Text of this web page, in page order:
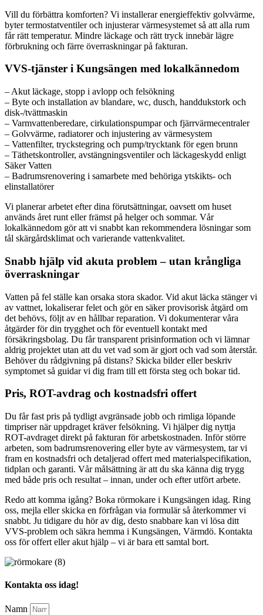
Vill du förbättra komforten? Vi installerar energieffektiv golvvärme,
byter termostatventiler och injusterar värmesystemet så att alla rum
får rätt temperatur. Mindre läckage och rätt tryck innebär lägre
förbrukning och färre överraskningar på fakturan.
VVS-tjänster i Kungsängen med lokalkännedom
– Akut läckage, stopp i avlopp och felsökning
– Byte och installation av blandare, wc, dusch, handdukstork och
disk-/tvättmaskin
– Varmvattenberedare, cirkulationspumpar och fjärrvärmecentraler
– Golvvärme, radiatorer och injustering av värmesystem
– Vattenfilter, tryckstegring och pump/trycktank för egen brunn
– Täthetskontroller, avstängningsventiler och läckageskydd enligt
Säker Vatten
– Badrumsrenovering i samarbete med behöriga ytskikts- och
elinstallatörer
Vi planerar arbetet efter dina förutsättningar, oavsett om huset
används året runt eller främst på helger och sommar. Vår
lokalkännedom gör att vi snabbt kan rekommendera lösningar som
tål skärgårdsklimat och varierande vattenkvalitet.
Snabb hjälp vid akuta problem – utan krångliga
överraskningar
Vatten på fel ställe kan orsaka stora skador. Vid akut läcka stänger vi
av vattnet, lokaliserar felet och gör en säker provisorisk åtgärd om
det behövs, följt av en hållbar reparation. Vi dokumenterar våra
åtgärder för din trygghet och för eventuell kontakt med
försäkringsbolag. Du får transparent prisinformation och vi lämnar
aldrig projektet utan att du vet vad som är gjort och vad som återstår.
Behöver du rådgivning på distans? Skicka bilder eller beskriv
symptomet så guidar vi dig fram till ett första steg och bokar tid.
Pris, ROT-avdrag och kostnadsfri offert
Du får fast pris på tydligt avgränsade jobb och rimliga löpande
timpriser när uppdraget kräver felsökning. Vi hjälper dig nyttja
ROT-avdraget direkt på fakturan för arbetskostnaden. Inför större
arbeten, som badrumsrenovering eller byte av värmesystem, tar vi
fram en kostnadsfri och detaljerad offert med materialspecifikation,
tidplan och garanti. Vår målsättning är att du ska känna dig trygg
med både pris och resultat – innan, under och efter utfört arbete.
Redo att komma igång? Boka rörmokare i Kungsängen idag. Ring
oss, mejla eller skicka en förfrågan via formulär så återkommer vi
snabbt. Ju tidigare du hör av dig, desto snabbare kan vi lösa ditt
VVS-problem och säkra hemma i Kungsängen, Värmdö. Kontakta
oss för offert eller akut hjälp – vi är bara ett samtal bort.
Kontakta oss idag!
Namn